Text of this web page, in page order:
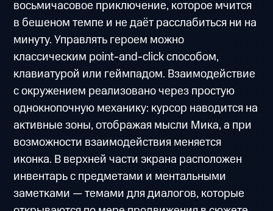
восьмичасовое приключение, которое мчится
в бешеном темпе и не даёт расслабиться ни на
минуту. Управлять героем можно
классическим point-and-click способом,
клавиатурой или геймпадом. Взаимодействие
с окружением реализовано через простую
однокнопочную механику: курсор наводится на
активные зоны, отображая мысли Мика, а при
возможности взаимодействия меняется
иконка. В верхней части экрана расположен
инвентарь с предметами и ментальными
заметками — темами для диалогов, которые